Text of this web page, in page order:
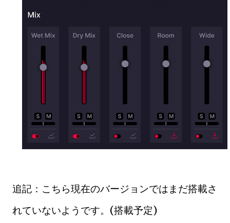
追記：こちら現在のバージョンではまだ搭載さ
れていないようです。(搭載予定)